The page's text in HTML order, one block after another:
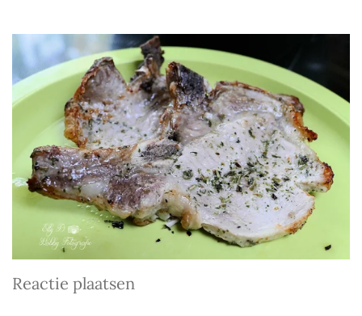
Reactie plaatsen